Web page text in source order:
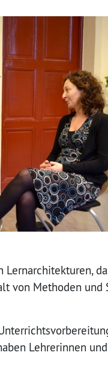
Lernarchitekturen,
von Methoden
Lehrerinnen